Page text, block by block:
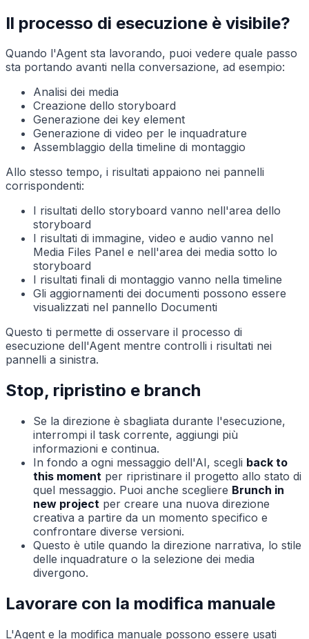
Il processo di esecuzione è visibile?
Quando l'Agent sta lavorando, puoi vedere quale passo
sta portando avanti nella conversazione, ad esempio:
Analisi dei media
Creazione dello storyboard
Generazione dei key element
Generazione di video per le inquadrature
Assemblaggio della timeline di montaggio
Allo stesso tempo, i risultati appaiono nei pannelli
corrispondenti:
I risultati dello storyboard vanno nell'area dello
storyboard
I risultati di immagine, video e audio vanno nel
Media Files Panel e nell'area dei media sotto lo
storyboard
I risultati finali di montaggio vanno nella timeline
Gli aggiornamenti dei documenti possono essere
visualizzati nel pannello Documenti
Questo ti permette di osservare il processo di
esecuzione dell'Agent mentre controlli i risultati nei
pannelli a sinistra.
Stop, ripristino e branch
Se la direzione è sbagliata durante l'esecuzione,
interrompi il task corrente, aggiungi più
informazioni e continua.
In fondo a ogni messaggio dell'AI, scegli back to
this moment per ripristinare il progetto allo stato di
quel messaggio. Puoi anche scegliere Brunch in
new project per creare una nuova direzione
creativa a partire da un momento specifico e
confrontare diverse versioni.
Questo è utile quando la direzione narrativa, lo stile
delle inquadrature o la selezione dei media
divergono.
Lavorare con la modifica manuale
L'Agent e la modifica manuale possono essere usati